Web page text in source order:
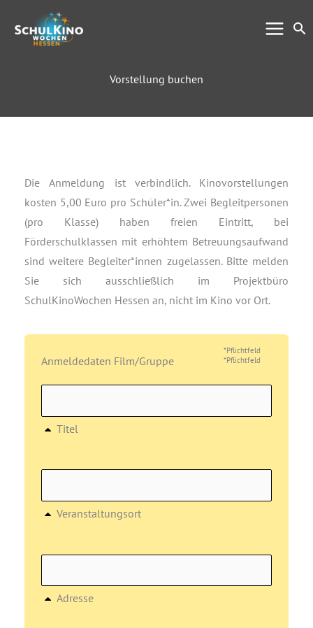
Inhalt
springen
Vorstellung buchen
Die Anmeldung ist verbindlich. Kinovorstellungen
kosten 5,00 Euro pro Schüler*in. Zwei Begleitpersonen
(pro Klasse) haben freien Eintritt, bei
Förderschulklassen mit erhöhtem Betreuungsaufwand
sind weitere Begleiter*innen zugelassen. Bitte melden
Sie sich ausschließlich im Projektbüro
SchulKinoWochen Hessen an, nicht im Kino vor Ort.
*Pflichtfeld
Anmeldedaten Film/Gruppe
Titel
Veranstaltungsort
Adresse
*Pflichtfeld